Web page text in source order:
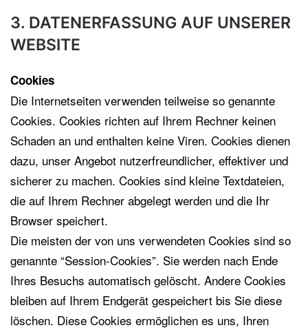
3. DATENERFASSUNG AUF UNSERER
WEBSITE
Cookies
Die Internetseiten verwenden teilweise so genannte
Cookies. Cookies richten auf Ihrem Rechner keinen
Schaden an und enthalten keine Viren. Cookies dienen
dazu, unser Angebot nutzerfreundlicher, effektiver und
sicherer zu machen. Cookies sind kleine Textdateien,
die auf Ihrem Rechner abgelegt werden und die Ihr
Browser speichert.
Die meisten der von uns verwendeten Cookies sind so
genannte “Session-Cookies”. Sie werden nach Ende
Ihres Besuchs automatisch gelöscht. Andere Cookies
bleiben auf Ihrem Endgerät gespeichert bis Sie diese
löschen. Diese Cookies ermöglichen es uns, Ihren